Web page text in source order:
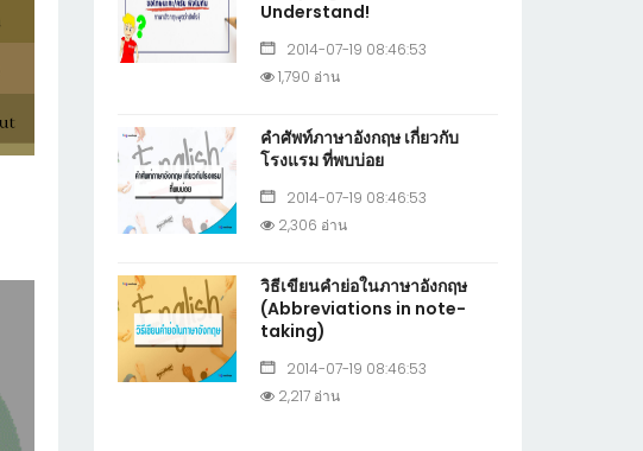
Understand!
2014-07-19 08:46:53
1,790 อ่าน
คำศัพท์ภาษาอังกฤษ เกี่ยวกับ
โรงแรม ที่พบบ่อย
2014-07-19 08:46:53
2,306 อ่าน
วิธีเขียนคำย่อในภาษาอังกฤษ
(Abbreviations in note-
taking)
2014-07-19 08:46:53
2,217 อ่าน